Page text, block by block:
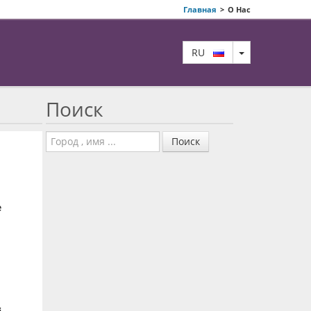
Главная > О Нас
RU TOGGLE
Поиск
Поиск